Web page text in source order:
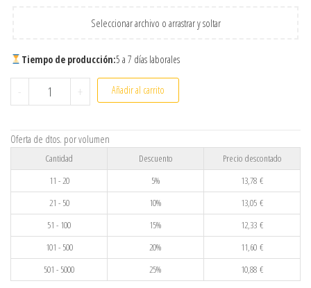
Seleccionar archivo o arrastrar y soltar
Tiempo de producción:5 a 7 días laborales
- Camiseta para mascotas personalizada cantidad
+ Añadir al carrito
Oferta de dtos. por volumen
Cantidad Descuento
Precio descontado
11 - 20
5% 13,78 €
21 - 50
10% 13,05 €
51 - 100
15% 12,33 €
101 - 500
20% 11,60 €
501 - 5000
25% 10,88 €